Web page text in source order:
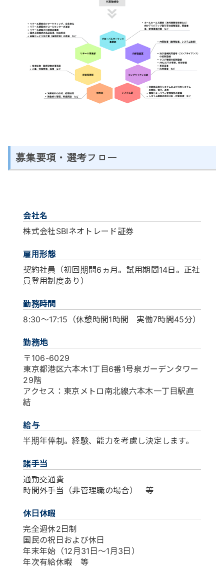
募集要項・選考フロー
会社名
株式会社SBIネオトレード証券
雇用形態
契約社員（初回期間6ヵ月。試用期間14日。正社
員登用制度あり）
勤務時間
8:30～17:15（休憩時間1時間 実働7時間45分）
勤務地
〒106-6029
東京都港区六本木1丁目6番1号泉ガーデンタワー
29階
アクセス：東京メトロ南北線六本木一丁目駅直
結
給与
半期年俸制。経験、能力を考慮し決定します。
諸手当
通勤交通費
時間外手当（非管理職の場合） 等
休日休暇
完全週休2日制
国民の祝日および休日
年末年始（12月31日～1月3日）
年次有給休暇 等